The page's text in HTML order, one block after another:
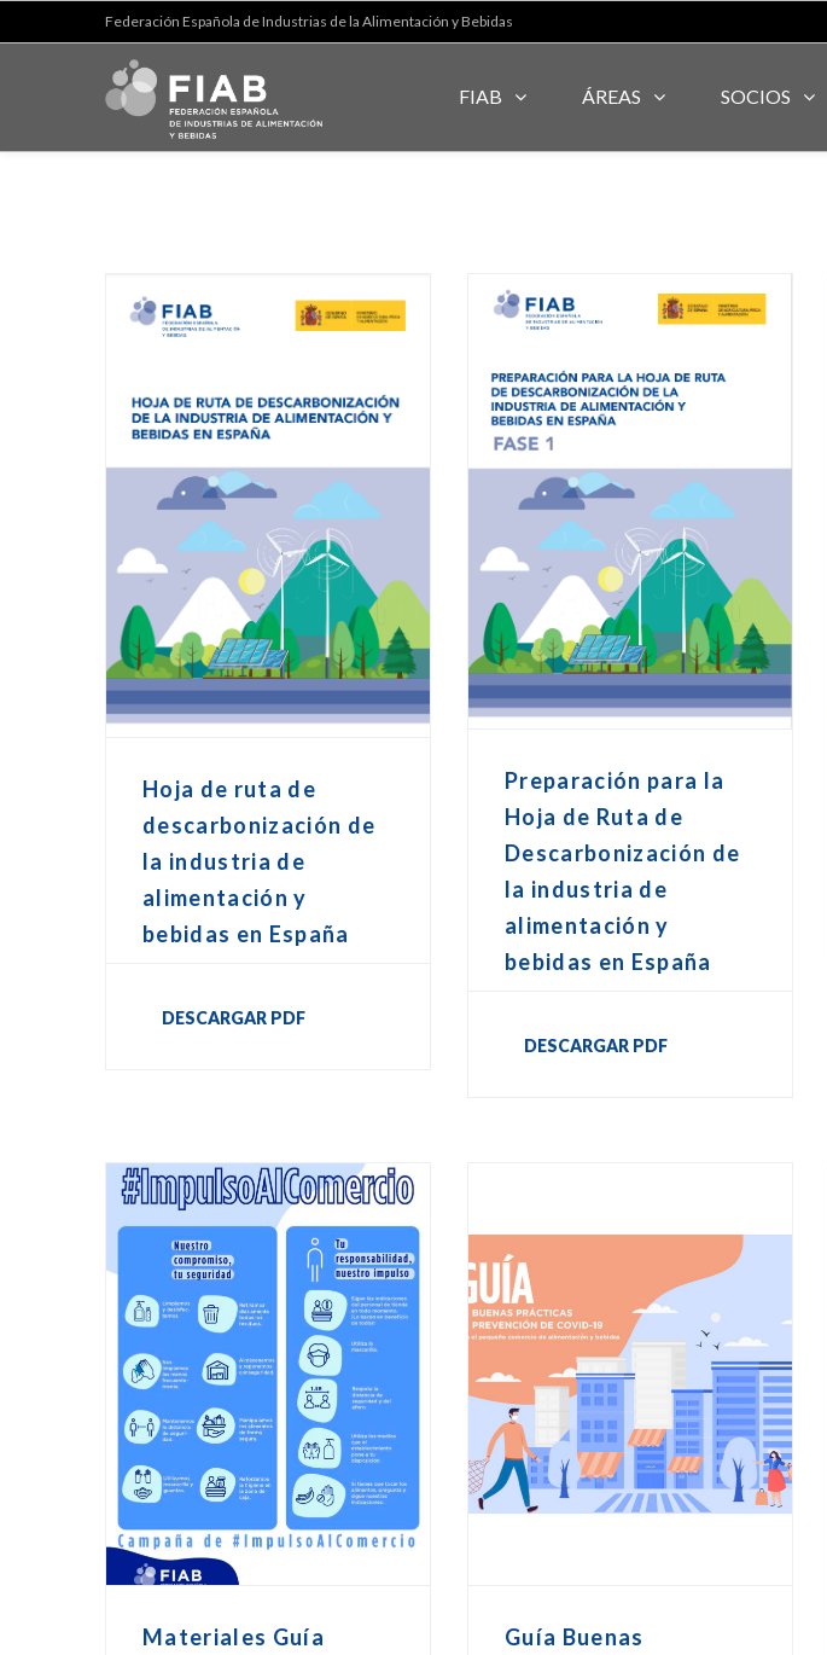
Federación Española de Industrias de la Alimentación y Bebidas
FIAB ÁREAS SOCIOS
Hoja de ruta de
descarbonización de
la industria de
alimentación y
bebidas en España
DESCARGAR PDF
Preparación para la
Hoja de Ruta de
Descarbonización de
la industria de
alimentación y
bebidas en España
DESCARGAR PDF
Materiales Guía
Guía Buenas